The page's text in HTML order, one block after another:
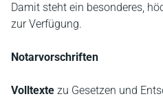
Damit steht ein besonderes,
zur Verfügung.
Notarvorschriften
Volltexte zu Gesetzen und